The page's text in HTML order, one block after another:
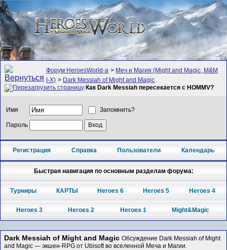
Форум HeroesWorld-а > Меч и Магия (Might and Magic, M&M
I-X) > Dark Messiah of Might and Magic
Как Dark Messiah пересекается с HOMMV?
Имя Запомнить?
Пароль
Регистрация Справка Пользователи Календарь
Быстрая навигация по основным разделам форума:
Турниры КАРТЫ Heroes 6 Heroes 5 Heroes 4
Heroes 3 Heroes 2 Heroes 1 Might&Magic
Dark Messiah of Might and Magic Обсуждение Dark Messiah of Might
and Magic — экшен-RPG от Ubisoft во вселенной Меча и Магии.